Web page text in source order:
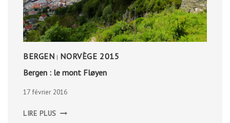
BERGEN | NORVÈGE 2015
Bergen : le mont Fløyen
17 février 2016
LIRE PLUS